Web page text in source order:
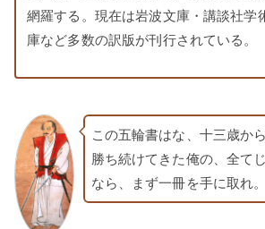
網羅する。現在は岩波文庫・講談社学
庫など多数の訳版が刊行されている。
この五輪書はな、十三歳か
勝ち続けてきた俺の、全て
なら、まず一冊を手に取れ。